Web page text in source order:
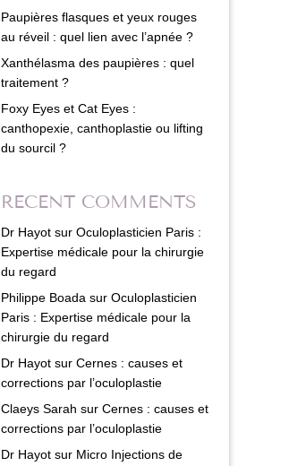
Paupières flasques et yeux rouges
au réveil : quel lien avec l’apnée ?
Xanthélasma des paupières : quel
traitement ?
Foxy Eyes et Cat Eyes :
canthopexie, canthoplastie ou lifting
du sourcil ?
RECENT COMMENTS
Dr Hayotsur Oculoplasticien Paris :
Expertise médicale pour la chirurgie
du regard
Philippe Boada sur Oculoplasticien
Paris : Expertise médicale pour la
chirurgie du regard
Dr Hayotsur Cernes : causes et
corrections par l’oculoplastie
Claeys Sarah sur Cernes : causes et
corrections par l’oculoplastie
Dr Hayotsur Micro Injections de